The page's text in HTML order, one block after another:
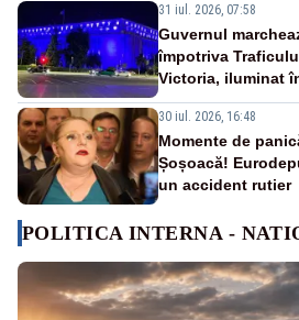
31 iul. 2026, 07:58
Guvernul
împotriva
Victoria, iluminat
30 iul. 2026, 16:48
Momente de
Șoșoacă!
un accident rutier
POLITICA INTERNA -